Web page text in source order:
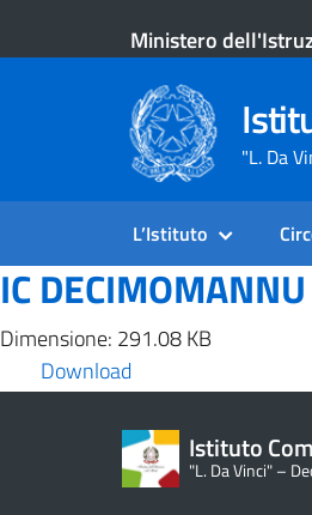
Ministero
"L. Da
L’Istituto
IC
Dimensione: 291.08 KB
Download
Istituto
"L. Da Vinci" –